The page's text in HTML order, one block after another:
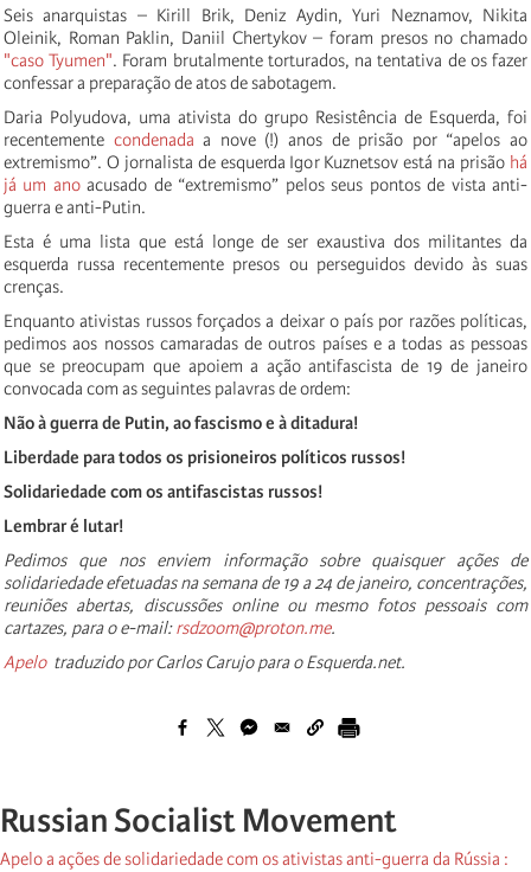
Seis anarquistas – Kirill Brik, Deniz Aydin, Yuri Neznamov, Nikita
Oleinik, Roman Paklin, Daniil Chertykov – foram presos no chamado
"caso Tyumen". Foram brutalmente torturados, na tentativa de os fazer
confessar a preparação de atos de sabotagem.
Daria Polyudova, uma ativista do grupo Resistência de Esquerda, foi
recentemente condenada a nove (!) anos de prisão por “apelos ao
extremismo”. O jornalista de esquerda Igor Kuznetsov está na prisão há
já um anoacusado de “extremismo” pelos seus pontos de vista anti-
guerra e anti-Putin.
Esta é uma lista que está longe de ser exaustiva dos militantes da
esquerda russa recentemente presos ou perseguidos devido às suas
crenças.
Enquanto ativistas russos forçados a deixar o país por razões políticas,
pedimos aos nossos camaradas de outros países e a todas as pessoas
que se preocupam que apoiem a ação antifascista de 19 de janeiro
convocada com as seguintes palavras de ordem:
Não à guerra de Putin, ao fascismo e à ditadura!
Liberdade para todos os prisioneiros políticos russos!
Solidariedade com os antifascistas russos!
Lembrar é lutar!
Pedimos que nos enviem informação sobre quaisquer ações de
solidariedade efetuadas na semana de 19 a 24 de janeiro, concentrações,
reuniões abertas, discussões online ou mesmo fotos pessoais com
cartazes, para o e-mail:rsdzoom@proton.me.
Apelo traduzido por Carlos Carujo para o Esquerda.net.
Russian Socialist Movement
Apelo a ações de solidariedade com os ativistas anti-guerra da Rússia :